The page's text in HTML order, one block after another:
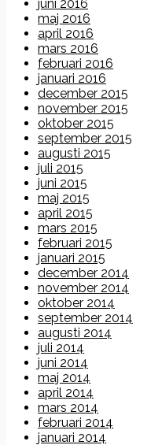
juni 2016
maj 2016
april 2016
mars 2016
februari 2016
januari 2016
december 2015
november 2015
oktober 2015
september 2015
augusti 2015
juli 2015
juni 2015
maj 2015
april 2015
mars 2015
februari 2015
januari 2015
december 2014
november 2014
oktober 2014
september 2014
augusti 2014
juli 2014
juni 2014
maj 2014
april 2014
mars 2014
februari 2014
januari 2014